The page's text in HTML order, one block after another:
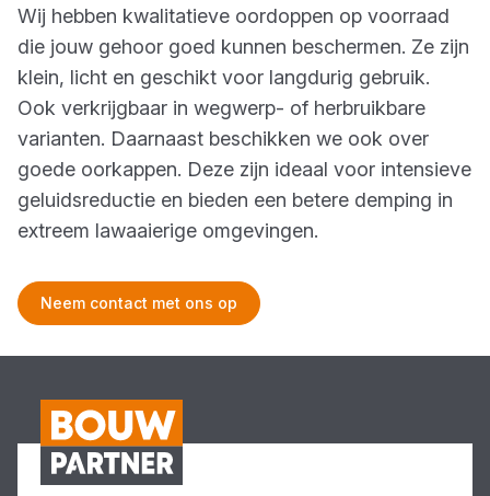
Wij hebben kwalitatieve oordoppen op voorraad
die jouw gehoor goed kunnen beschermen. Ze zijn
klein, licht en geschikt voor langdurig gebruik.
Ook verkrijgbaar in wegwerp- of herbruikbare
varianten. Daarnaast beschikken we ook over
goede oorkappen. Deze zijn ideaal voor intensieve
geluidsreductie en bieden een betere demping in
extreem lawaaierige omgevingen.
Neem contact met ons op